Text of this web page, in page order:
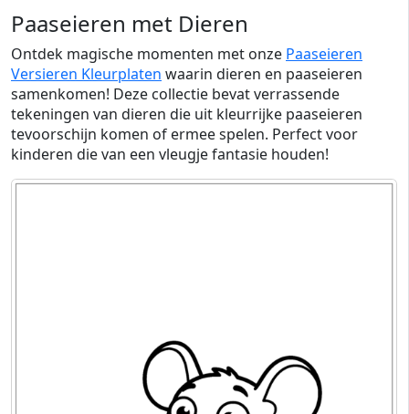
Paaseieren met Dieren
Ontdek magische momenten met onze Paaseieren
Versieren Kleurplaten waarin dieren en paaseieren
samenkomen! Deze collectie bevat verrassende
tekeningen van dieren die uit kleurrijke paaseieren
tevoorschijn komen of ermee spelen. Perfect voor
kinderen die van een vleugje fantasie houden!